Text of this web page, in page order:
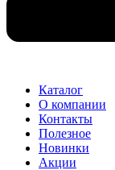
Каталог
О компании
Контакты
Полезное
Новинки
Акции